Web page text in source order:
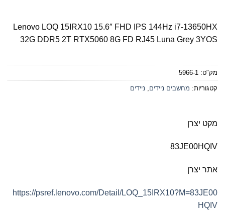
Lenovo LOQ 15IRX10 15.6″ FHD IPS 144Hz i7-13650HX
32G DDR5 2T RTX5060 8G FD RJ45 Luna Grey 3YOS
מק"ט: 5966-1
קטגוריות: מחשבים ניידים ניידים
מקט יצרן
83JE00HQIV
אתר יצרן
https://psref.lenovo.com/Detail/LOQ_15IRX10?M=83JE00
HQIV